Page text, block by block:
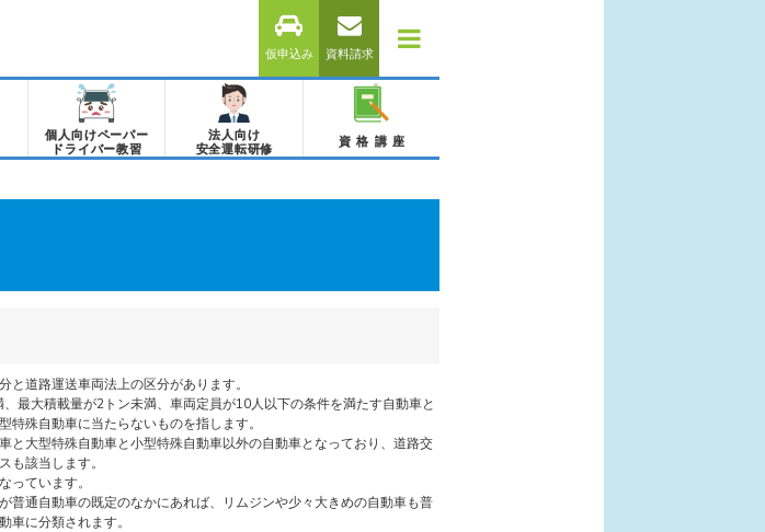
仮申込み 資料請求
個人向けペーパー
ドライバー教習
法人向け
安全運転研修
資格講座
道路運送車両法上の区分があります。
最大積載量が2トン未満、車両定員が10人以下の条件を満たす自動車と
殊自動車に当たらないものを指します。
大型特殊自動車と小型特殊自動車以外の自動車となっており、道路交
も該当します。
っています。
通自動車の既定のなかにあれば、リムジンや少々大きめの自動車も普
に分類されます。